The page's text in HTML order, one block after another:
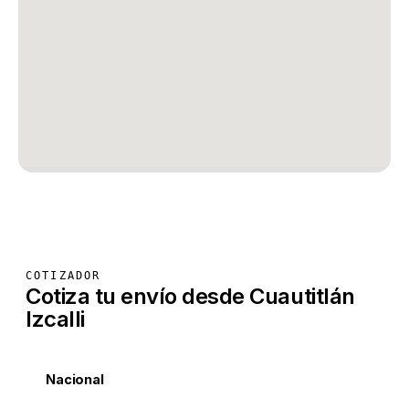
COTIZADOR
Cotiza tu envío desde Cuautitlán
Izcalli
Nacional